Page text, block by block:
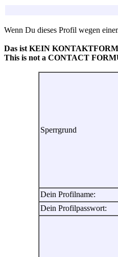
Wenn Du dieses Profil wegen
Das ist KEIN
This is not a CONTACT
Sperrgrund
Dein Profilname:
Dein Profilpasswort: